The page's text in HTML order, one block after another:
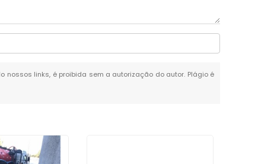
nossos links, é proibida sem a autorização do autor. Plágio é